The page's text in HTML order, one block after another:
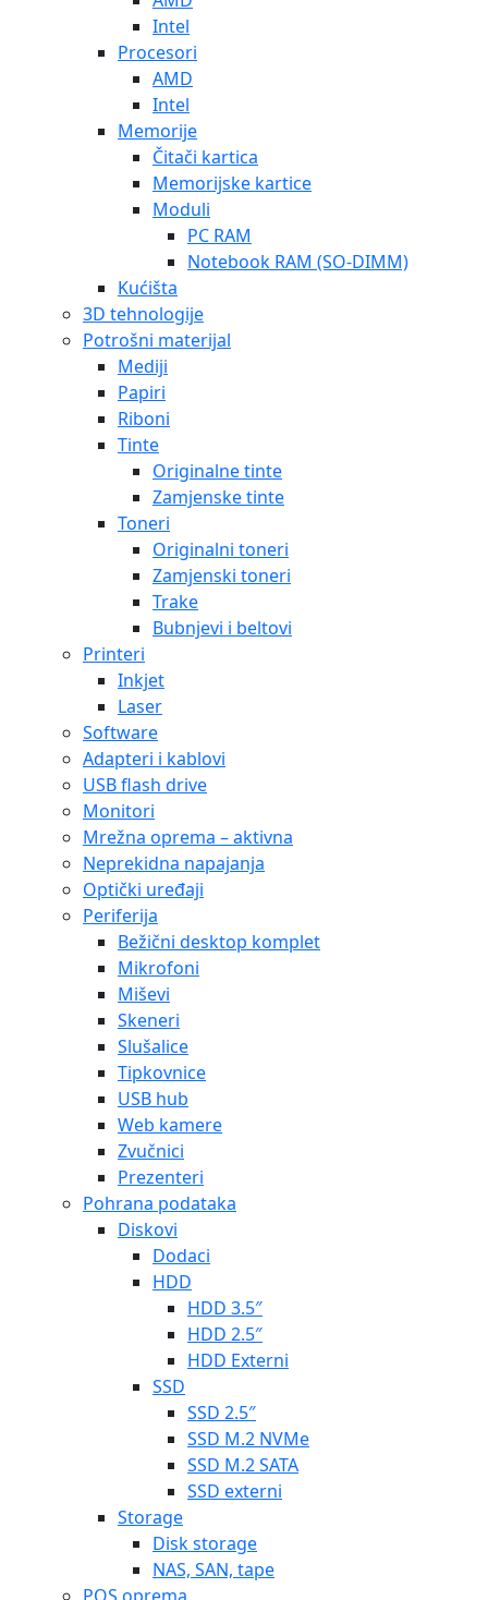
Intel
Procesori
AMD
Intel
Memorije
Čitači kartica
Memorijske kartice
Moduli
PC RAM
Notebook RAM (SO-DIMM)
Kućišta
3D tehnologije
Potrošni materijal
Mediji
Papiri
Riboni
Tinte
Originalne tinte
Zamjenske tinte
Toneri
Originalni toneri
Zamjenski toneri
Trake
Bubnjevi i beltovi
Printeri
Inkjet
Laser
Software
Adapteri i kablovi
USB flash drive
Monitori
Mrežna oprema – aktivna
Neprekidna napajanja
Optički uređaji
Periferija
Bežični desktop komplet
Mikrofoni
Miševi
Skeneri
Slušalice
Tipkovnice
USB hub
Web kamere
Zvučnici
Prezenteri
Pohrana podataka
Diskovi
Dodaci
HDD
HDD 3.5″
HDD 2.5″
HDD Externi
SSD
SSD 2.5″
SSD M.2 NVMe
SSD M.2 SATA
SSD externi
Storage
Disk storage
NAS, SAN, tape